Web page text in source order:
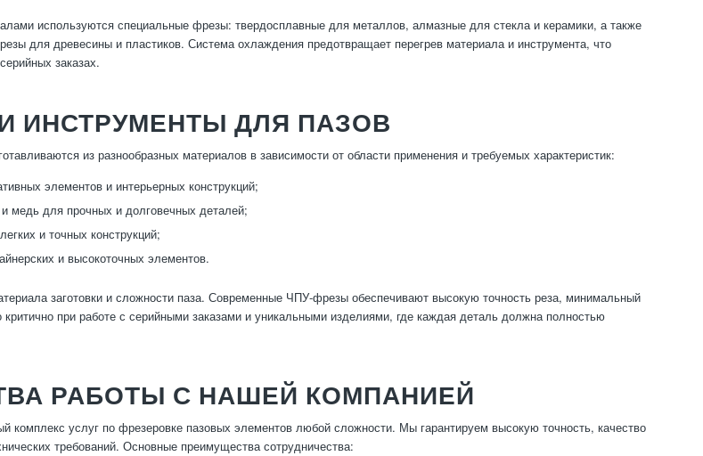
используются специальные фрезы: твердосплавные для металлов, алмазные для стекла и керамики, а также
для древесины и пластиков. Система охлаждения предотвращает перегрев материала и инструмента, что
заказах.
ИНСТРУМЕНТЫ ДЛЯ ПАЗОВ
из разнообразных материалов в зависимости от области применения и требуемых характеристик:
элементов и интерьерных конструкций;
для прочных и долговечных деталей;
и точных конструкций;
и высокоточных элементов.
заготовки и сложности паза. Современные ЧПУ-фрезы обеспечивают высокую точность реза, минимальный
критично при работе с серийными заказами и уникальными изделиями, где каждая деталь должна полностью
РАБОТЫ С НАШЕЙ КОМПАНИЕЙ
комплекс услуг по фрезеровке пазовых элементов любой сложности. Мы гарантируем высокую точность, качество
требований. Основные преимущества сотрудничества: